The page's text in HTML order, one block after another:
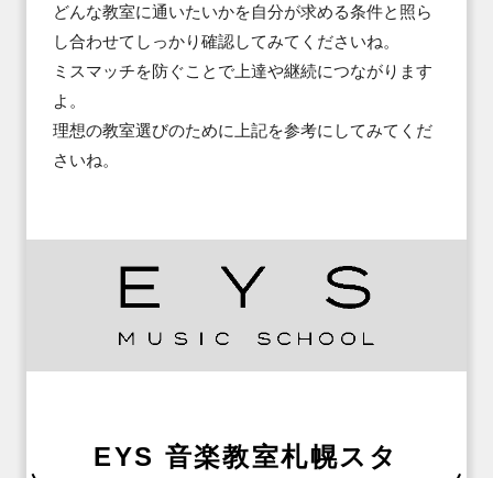
どんな教室に通いたいかを自分が求める条件と照ら
し合わせてしっかり確認してみてくださいね。
ミスマッチを防ぐことで上達や継続につながります
よ。
理想の教室選びのために上記を参考にしてみてくだ
さいね。
EYS 音楽教室札幌スタ